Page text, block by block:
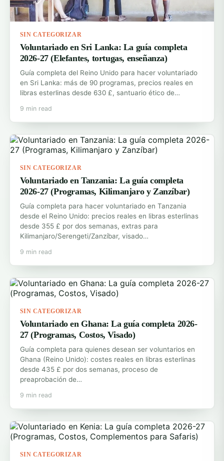
SIN CATEGORIZAR
Voluntariado en Sri Lanka: La guía completa
2026-27 (Elefantes, tortugas, enseñanza)
Guía completa del Reino Unido para hacer voluntariado
en Sri Lanka: más de 90 programas, precios reales en
libras esterlinas desde 630 £, santuario ético de…
9 min read
SIN CATEGORIZAR
Voluntariado en Tanzania: La guía completa
2026-27 (Programas, Kilimanjaro y Zanzíbar)
Guía completa para hacer voluntariado en Tanzania
desde el Reino Unido: precios reales en libras esterlinas
desde 355 £ por dos semanas, extras para
Kilimanjaro/Serengeti/Zanzíbar, visado…
9 min read
SIN CATEGORIZAR
Voluntariado en Ghana: La guía completa 2026-
27 (Programas, Costos, Visado)
Guía completa para quienes desean ser voluntarios en
Ghana (Reino Unido): costes reales en libras esterlinas
desde 435 £ por dos semanas, proceso de
preaprobación de…
9 min read
SIN CATEGORIZAR